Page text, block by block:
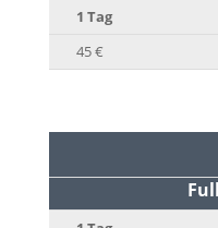
1 Tag
45 €